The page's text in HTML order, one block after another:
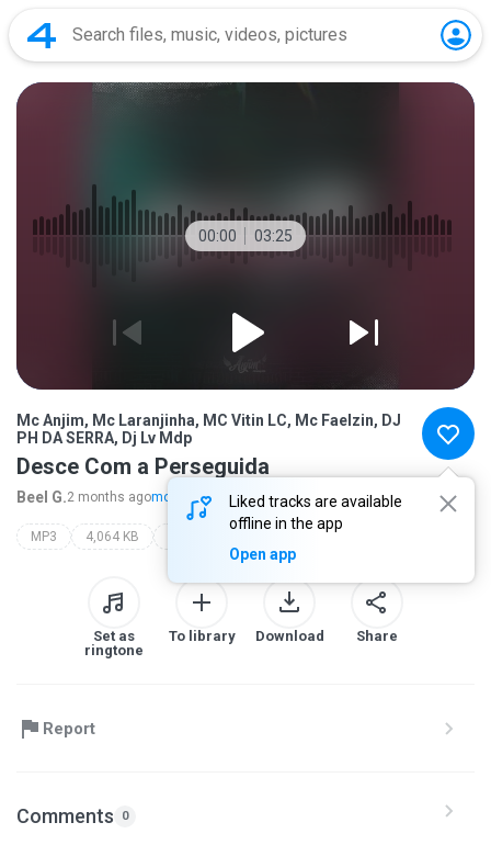
00:00 03:25
Liked tracks are available
offline in the app
Open app
Mc Anjim, Mc Laranjinha, MC Vitin LC, Mc Faelzin, DJ
PH DA SERRA, Dj Lv Mdp
Desce Com a Perseguida
Beel G.2 months agomore...
MP3 4,064 KB
Set as
ringtone
To library Download Share
Report
Comments 0